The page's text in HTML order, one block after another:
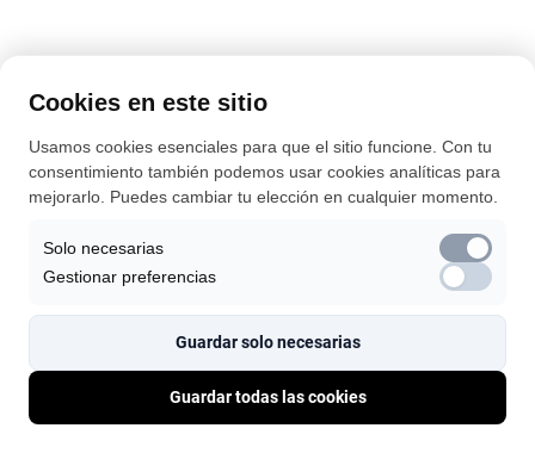
Cookies en este sitio
Usamos cookies esenciales para que el sitio funcione. Con tu
consentimiento también podemos usar cookies analíticas para
mejorarlo. Puedes cambiar tu elección en cualquier momento.
Solo necesarias
Gestionar preferencias
Guardar solo necesarias
Guardar todas las cookies